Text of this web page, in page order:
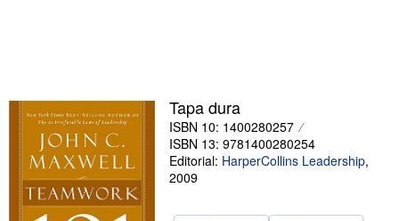
Comenzar a vender
Ayuda
CERRAR
Tapa dura
ISBN 10: 1400280257
ISBN 13: 9781400280254
Editorial: HarperCollins Leadership,
2009